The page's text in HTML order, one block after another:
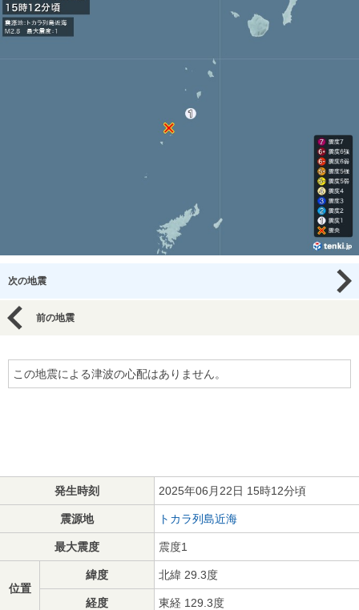
次の地震
前の地震
この地震による津波の心配はありません。
発生時刻 2025年06月22日 15時12分頃
震源地 トカラ列島近海
最大震度 震度1
位置
緯度 北緯 29.3度
経度 東経 129.3度